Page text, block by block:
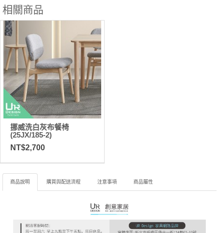
相關商品
挪威洗白灰布餐椅
(25JX/185-2)
NT$2,700
商品說明 購買與配送流程 注意事項 商品屬性